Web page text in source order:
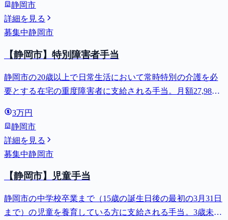
静岡市
詳細を見る
募集中静岡市
【静岡市】特別障害者手当
静岡市の20歳以上で日常生活において常時特別の介護を必
要とする在宅の重度障害者に支給される手当。月額27,980
3万円
静岡市
詳細を見る
募集中静岡市
【静岡市】児童手当
静岡市の中学校卒業まで（15歳の誕生日後の最初の3月31日
まで）の児童を養育している方に支給される手当。3歳未満